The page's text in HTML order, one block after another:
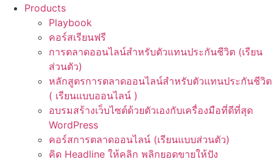
Products
Playbook
คอร์สเรียนฟรี
การตลาดออนไลน์สำหรับตัวแทนประกันชีวิต (เรียน
ส่วนตัว)
หลักสูตรการตลาดออนไลน์สำหรับตัวแทนประกันชีวิต
( เรียนแบบออนไลน์ )
อบรมสร้างเว็บไซต์ด้วยตัวเองกับเครื่องมือที่ดีที่สุด
WordPress
คอร์สการตลาดออนไลน์ (เรียนแบบส่วนตัว)
คิด Headline ให้คลิก พลิกยอดขายให้ปัง